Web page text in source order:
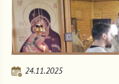
24.11.2025